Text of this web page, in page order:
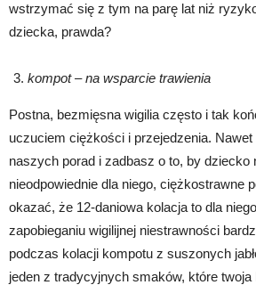
wstrzymać się z tym na parę lat niż
dziecka, prawda?
kompot – na wsparcie trawienia
Postna, bezmięsna wigilia często i tak
uczuciem ciężkości i przejedzenia.
naszych porad i zadbasz o to, by dziecko
nieodpowiednie dla niego, ciężkostrawne
okazać, że 12-daniowa kolacja to dla
zapobieganiu wigilijnej niestrawności
podczas kolacji kompotu z suszonych
jeden z tradycyjnych smaków, które twoja